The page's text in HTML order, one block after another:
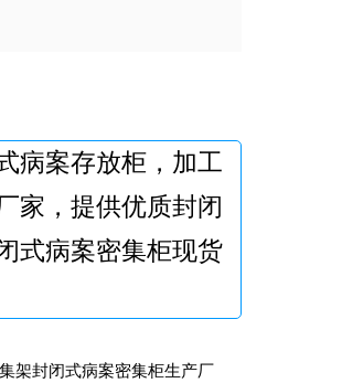
病案存放柜，加工
家，提供优质封闭
式病案密集柜现货
架封闭式病案密集柜生产厂